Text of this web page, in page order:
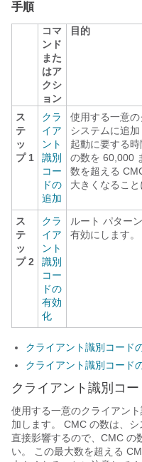
手順
コマ
ンド
また
はア
クシ
ョン
目的
ス
テ
ッ
プ 1
クラ
イア
ント
識別
コー
ドの
追加
使用する一意の
システムに追
起動に要する
の数を 60,000
数を超える
大きくなること
ス
テ
ッ
プ 2
クラ
イア
ント
識別
コー
ドの
有効
化
ルート パター
有効にします。
クライアント識別コード
クライアント識別コード
クライアント識別コー
使用する一意のクライアン
加します。 CMC の数は、
直接影響するので、CMC の
い。 この最大数を超える